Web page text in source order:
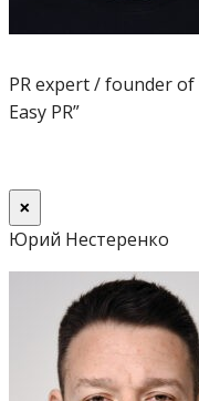
PR expert / founder
Easy PR”
×
Юрий Нестеренко